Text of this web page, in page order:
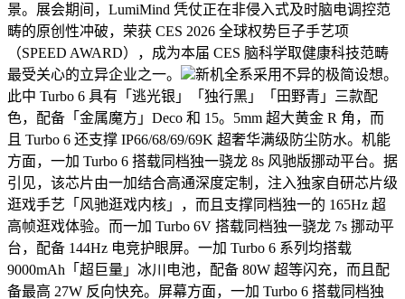
景。展会期间，LumiMind 凭仗正在非侵入式及时脑电调控范
畴的原创性冲破，荣获 CES 2026 全球权势巨子手艺项
（SPEED AWARD），成为本届 CES 脑科学取健康科技范畴
最受关心的立异企业之一。
新机全系采用不异的极简设想。
此中 Turbo 6 具有「逃光银」「独行黑」「田野青」三款配
色，配备「金属魔方」Deco 和 15。5mm 超大黄金 R 角，而
且 Turbo 6 还支撑 IP66/68/69/69K 超奢华满级防尘防水。机能
方面，一加 Turbo 6 搭载同档独一骁龙 8s 风驰版挪动平台。据
引见，该芯片由一加结合高通深度定制，注入独家自研芯片级
逛戏手艺「风驰逛戏内核」，而且支撑同档独一的 165Hz 超
高帧逛戏体验。而一加 Turbo 6V 搭载同档独一骁龙 7s 挪动平
台，配备 144Hz 电竞护眼屏。一加 Turbo 6 系列均搭载
9000mAh「超巨量」冰川电池，配备 80W 超等闪充，而且配
备最高 27W 反向快充。屏幕方面，一加 Turbo 6 搭载同档独